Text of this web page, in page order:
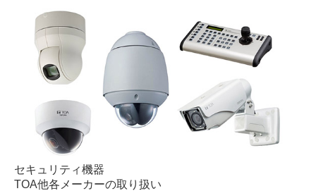
セキュリティ機器
TOA他各メーカーの取り扱い